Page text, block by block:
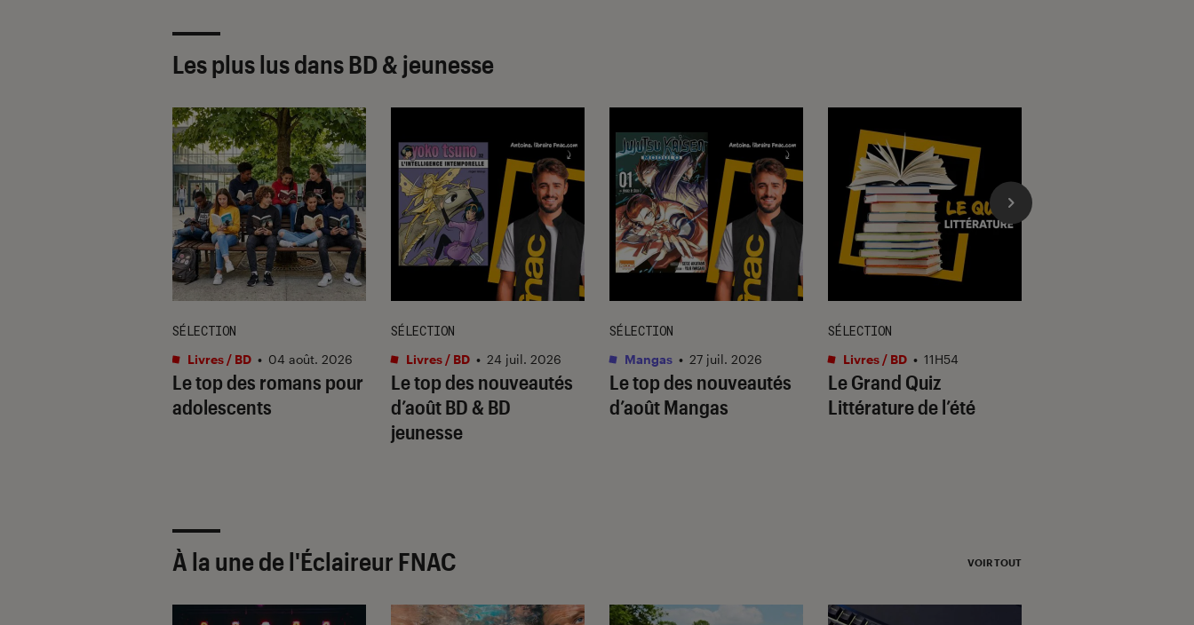
Les plus lus dans BD & jeunesse
Le top des romans pour
adolescents
SÉLECTION
Livres / BD • 04 août. 2026
Le top des nouveautés
d’août BD & BD
jeunesse
SÉLECTION
Livres / BD • 24 juil. 2026
Le top des nouveautés
d’août Mangas
SÉLECTION
Mangas • 27 juil. 2026
Le Grand Quiz
Littérature de l’été
SÉLECTION
Livres / BD • 11H54
À la une de l'Éclaireur FNAC VOIR TOUT